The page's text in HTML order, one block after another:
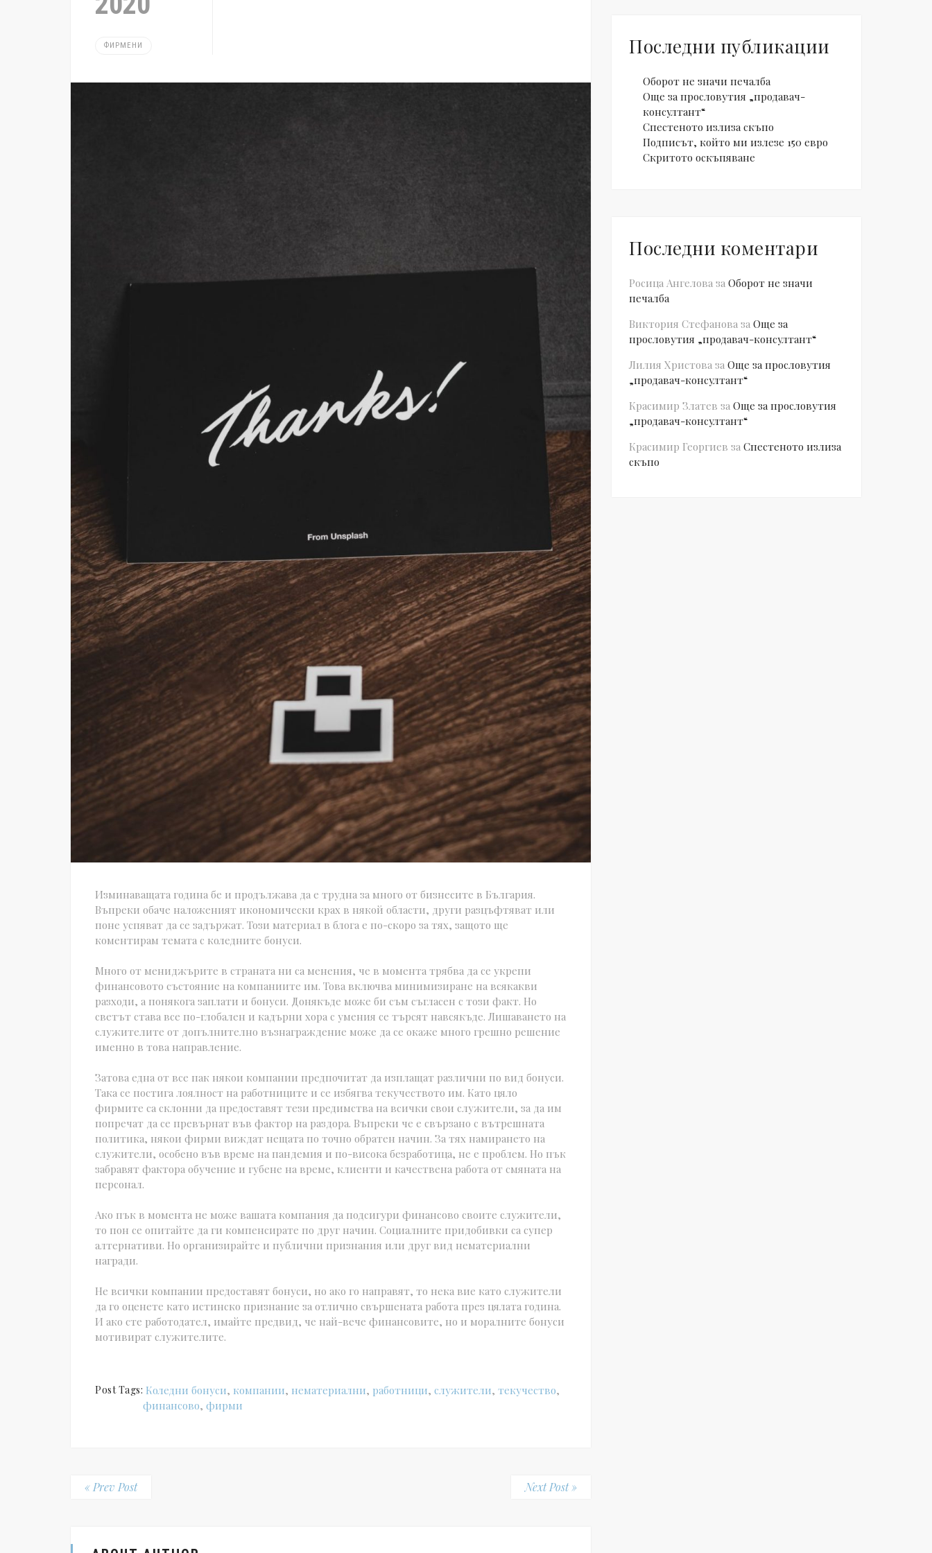
ФИРМЕНИ
Изминаващата година бе и продължава да е трудна за много от бизнесите в България.
Въпреки обаче наложеният икономически крах в някой области, други разцъфтяват или
поне успяват да се задържат. Този материал в блога е по-скоро за тях, защото ще
коментирам темата с коледните бонуси.
Много от мениджърите в страната ни са менения, че в момента трябва да се укрепи
финансовото състояние на компаниите им. Това включва минимизиране на всякакви
разходи, а понякога заплати и бонуси. Донякъде може би съм съгласен с този факт. Но
светът става все по-глобален и кадърни хора с умения се търсят навсякъде. Лишаването на
служителите от допълнително възнаграждение може да се окаже много грешно решение
именно в това направление.
Затова една от все пак някои компании предпочитат да изплащат различни по вид бонуси.
Така се постига лоялност на работниците и се избягва текучеството им. Като цяло
фирмите са склонни да предоставят тези предимства на всички свои служители, за да им
попречат да се превърнат във фактор на раздора. Въпреки че е свързано с вътрешната
политика, някои фирми виждат нещата по точно обратен начин. За тях намирането на
служители, особено във време на пандемия и по-висока безработица, не е проблем. Но пък
забравят фактора обучение и губене на време, клиенти и качествена работа от смяната на
персонал.
Ако пък в момента не може вашата компания да подсигури финансово своите служители,
то пон се опитайте да ги компенсирате по друг начин. Социалните придобивки са супер
алтернативи. Но организирайте и публични признания или друг вид нематериални
награди.
Не всички компании предоставят бонуси, но ако го направят, то нека вие като служители
да го оценете като истинско признание за отлично свършената работа през цялата година.
И ако сте работодател, имайте предвид, че най-вече финансовите, но и моралните бонуси
мотивират служителите.
Post Tags: Коледни бонуси, компании, нематериални, работници, служители, текучество,
финансово, фирми
« Prev Post Next Post »
Последни публикации
Оборот не значи печалба
Още за прословутия „продавач-
консултант“
Спестеното излиза скъпо
Подписът, който ми излезе 150 евро
Скритото оскъпяване
Последни коментари
Росица Ангелова за Оборот не значи
печалба
Виктория Стефанова за Още за
прословутия „продавач-консултант“
Лилия Христова за Още за прословутия
„продавач-консултант“
Красимир Златев за Още за прословутия
„продавач-консултант“
Красимир Георгиев за Спестеното излиза
скъпо